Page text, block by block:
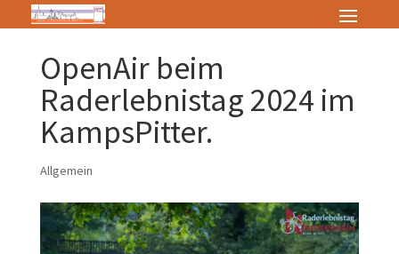
OpenAir beim
Raderlebnistag 2024 im
KampsPitter.
Allgemein